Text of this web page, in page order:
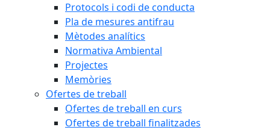
Protocols i codi de conducta
Pla de mesures antifrau
Mètodes analítics
Normativa Ambiental
Projectes
Memòries
Ofertes de treball
Ofertes de treball en curs
Ofertes de treball finalitzades